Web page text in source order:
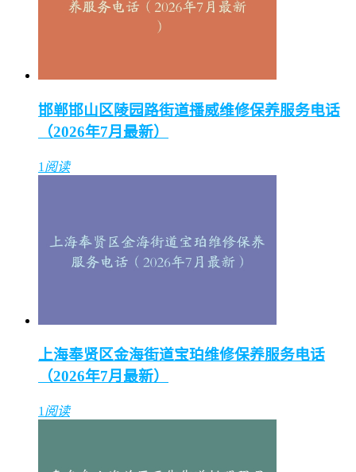
邯郸邯山区陵园路街道播威维修保养服务电话
（2026年7月最新）
1 阅读
上海奉贤区金海街道宝珀维修保养服务电话
（2026年7月最新）
1 阅读